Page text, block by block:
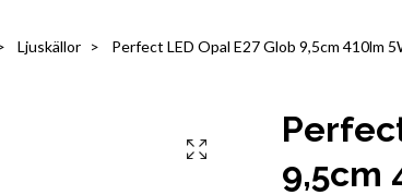
Ljuskällor Perfect LED Opal E27 Glob 9,5cm 410lm
9,5cm